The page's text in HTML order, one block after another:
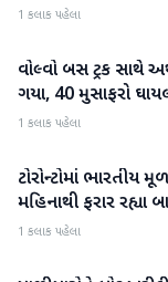
1 કલાક પહેલા
રાષ્ટ્રીય
વોલ્વો બસ ટ્રક સાથે
ગયા, 40 મુસાફરો
1 કલાક પહેલા
રાષ્ટ્રીય
ટોરોન્ટોમાં ભારતીય
મહિનાથી ફરાર રહ્યા
1 કલાક પહેલા